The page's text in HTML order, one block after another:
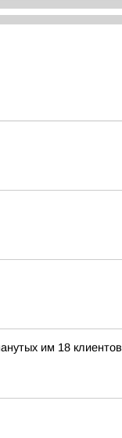
им 18 клиентов